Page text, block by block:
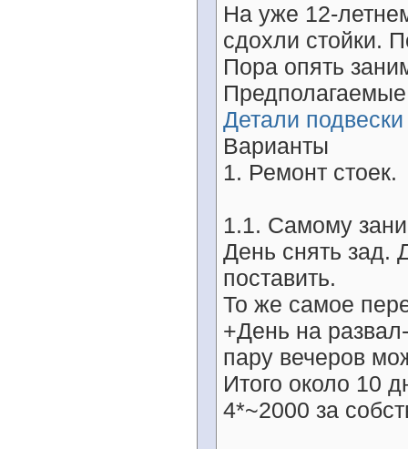
На уже 12-
сдохли стойки.
Пора опять
Детали
Варианты
1. Ремонт стоек.
1.1. Самому
День снять зад.
поставить.
То же самое
+День на
пару вечеров
Итого около 10
4*~2000 за